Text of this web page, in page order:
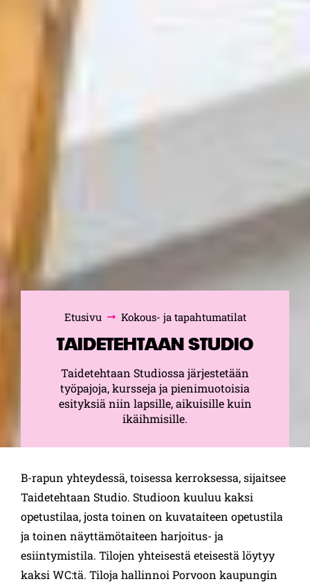
Selaa:Etusivu Kokous- ja tapahtumatilat
TAIDETEHTAAN STUDIO
Taidetehtaan Studiossa järjestetään
työpajoja, kursseja ja pienimuotoisia
esityksiä niin lapsille, aikuisille kuin
ikäihmisille.
B-rapun yhteydessä, toisessa kerroksessa, sijaitsee
Taidetehtaan Studio. Studioon kuuluu kaksi
opetustilaa, josta toinen on kuvataiteen opetustila
ja toinen näyttämötaiteen harjoitus- ja
esiintymistila. Tilojen yhteisestä eteisestä löytyy
kaksi WC:tä. Tiloja hallinnoi Porvoon kaupungin